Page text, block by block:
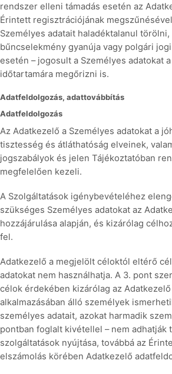
rendszer elleni támadás esetén az
Érintett regisztrációjának
Személyes adatait haladéktalanul törölni,
bűncselekmény gyanúja vagy polgári
esetén – jogosult a Személyes adatokat
időtartamára megőrizni is.
Adatfeldolgozás, adattovábbítás
Adatfeldolgozás
Az Adatkezelő a Személyes adatokat a
tisztesség és átláthatóság elveinek,
jogszabályok és jelen Tájékoztatóban
megfelelően kezeli.
A Szolgáltatások igénybevételéhez
szükséges Személyes adatokat az
hozzájárulása alapján, és kizárólag
fel.
Adatkezelő a megjelölt céloktól eltérő
adatokat nem használhatja. A 3. pont
célok érdekében kizárólag az
alkalmazásában álló személyek
személyes adatait, azokat harmadik
pontban foglalt kivétellel – nem adhatják
szolgáltatások nyújtása, továbbá az
elszámolás körében Adatkezelő